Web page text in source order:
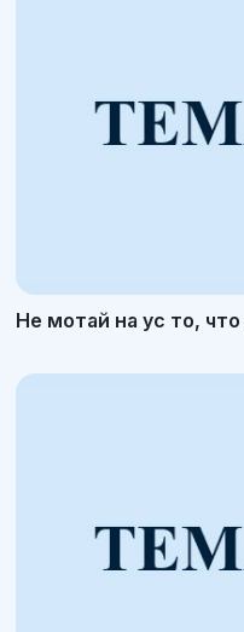
Не мотай на ус то,